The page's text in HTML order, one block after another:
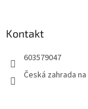
Kontakt
603579047
Česká zahrada na